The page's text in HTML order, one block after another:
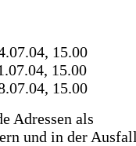
15.00
15.00
15.00
Adressen als
und in der